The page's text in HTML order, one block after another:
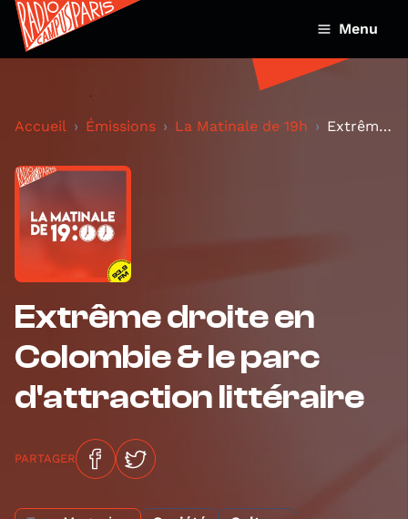
Menu
Accueil Émissions La Matinale de 19h Extrême droite en Colombie & le parc d'attraction...
Extrême droite en
Colombie & le parc
d'attraction littéraire
PARTAGER